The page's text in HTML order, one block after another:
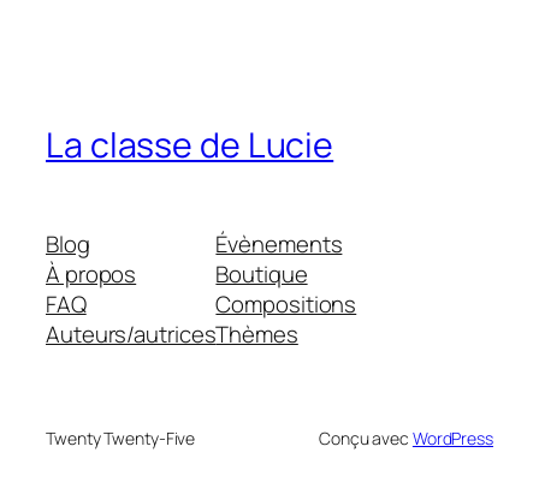
La classe de Lucie
Blog
À propos
FAQ
Auteurs/autrices
Évènements
Boutique
Compositions
Thèmes
Twenty Twenty-Five Conçu avec WordPress